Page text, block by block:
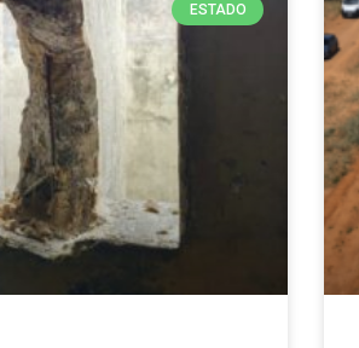
ESTADO